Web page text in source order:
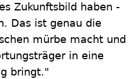
Zukunftsbild haben -
Das ist genau die
mürbe macht und
in eine
bringt."